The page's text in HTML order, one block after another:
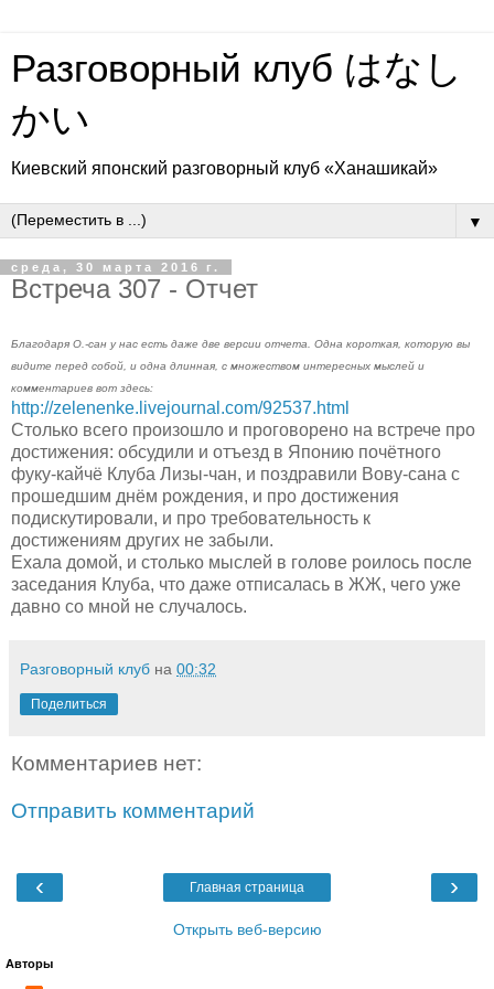
Разговорный клуб はなし
かい
Киевский японский разговорный клуб «Ханашикай»
▼
среда, 30 марта 2016 г.
Встреча 307 - Отчет
Благодаря О.-сан у нас есть даже две версии отчета. Одна короткая, которую вы
видите перед собой, и одна длинная, с множеством интересных мыслей и
комментариев вот здесь:
http://zelenenke.livejournal.com/92537.html
Столько всего произошло и проговорено на встрече про
достижения: обсудили и отъезд в Японию почётного
фуку-кайчё Клуба Лизы-чан, и поздравили Вову-сана с
прошедшим днём рождения, и про достижения
подискутировали, и про требовательность к
достижениям других не забыли.
Ехала домой, и столько мыслей в голове роилось после
заседания Клуба, что даже отписалась в ЖЖ, чего уже
давно со мной не случалось.
Разговорный клуб на 00:32
Поделиться
Комментариев нет:
Отправить комментарий
‹ ›
Главная страница
Открыть веб-версию
Авторы